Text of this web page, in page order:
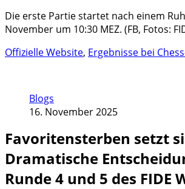
Die erste Partie startet nach einem
November um 10:30 MEZ. (FB, Fotos:
Offizielle Website, Ergebnisse bei
Blogs
16. November 2025
Favoritensterben setzt
Dramatische
Runde 4 und 5 des FIDE